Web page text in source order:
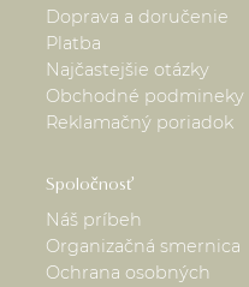
Doprava a doručenie
Platba
Najčastejšie otázky
Obchodné podmineky
Reklamačný poriadok
Spoločnosť
Náš príbeh
Organizačná smernica
Ochrana osobných